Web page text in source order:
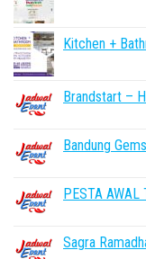
Kitchen +
Brandstart –
Bandung
PESTA
Sagra